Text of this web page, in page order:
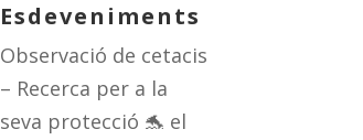
Esdeveniments
Observació de cetacis
– Recerca per a la
seva protecció 🐬 el